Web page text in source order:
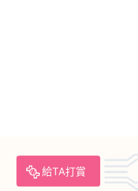
給TA打賞